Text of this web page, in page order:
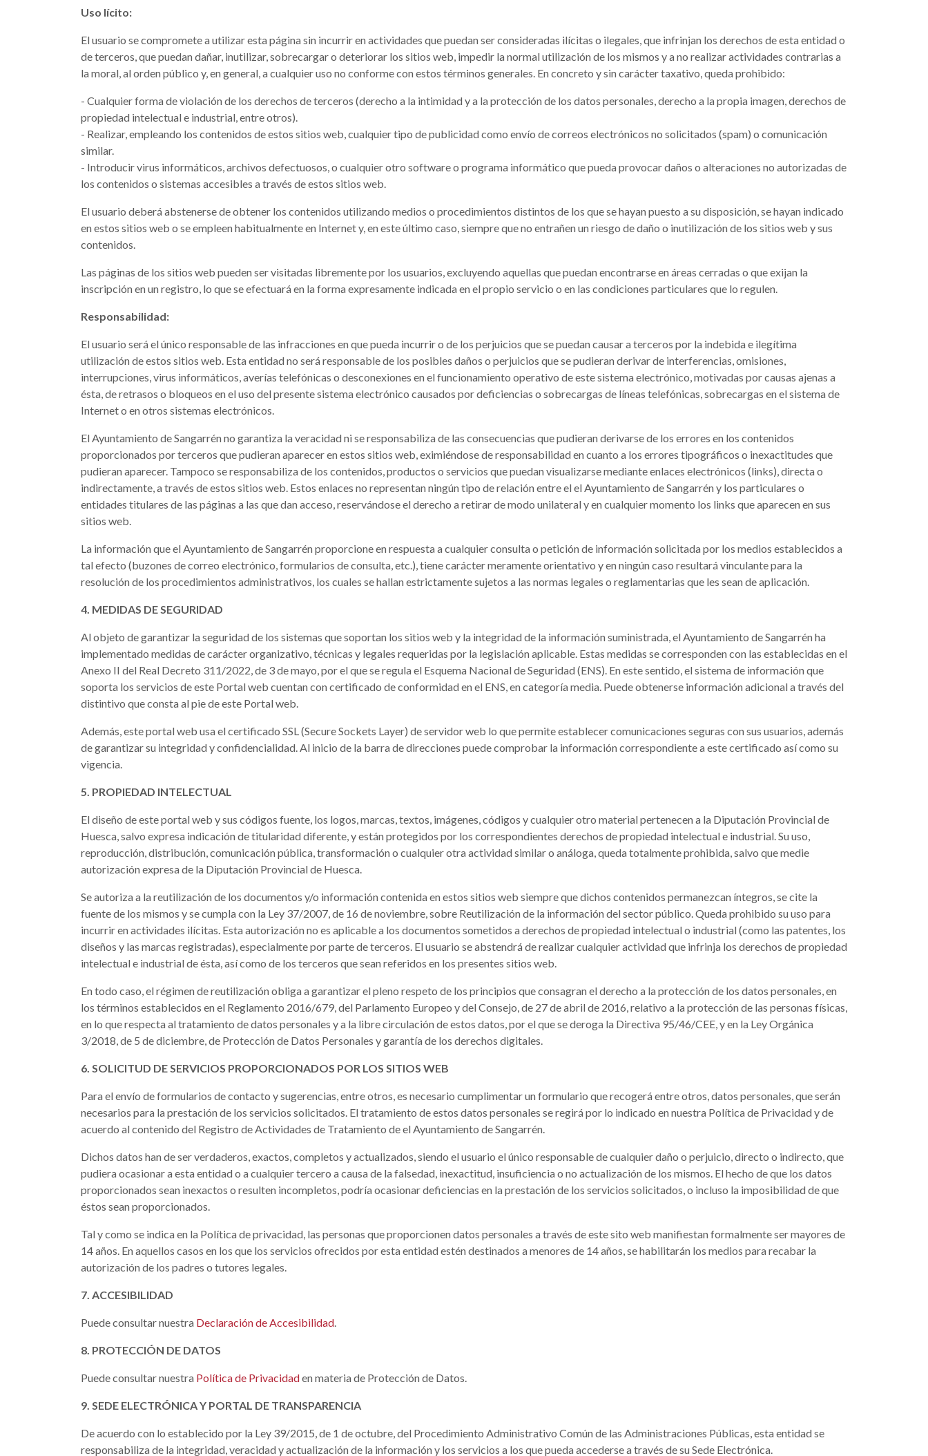
Uso lícito:
El usuario se compromete a utilizar esta página sin incurrir en actividades que puedan ser consideradas ilícitas o ilegales, que infrinjan los derechos de esta entidad o
de terceros, que puedan dañar, inutilizar, sobrecargar o deteriorar los sitios web, impedir la normal utilización de los mismos y a no realizar actividades contrarias a
la moral, al orden público y, en general, a cualquier uso no conforme con estos términos generales. En concreto y sin carácter taxativo, queda prohibido:
- Cualquier forma de violación de los derechos de terceros (derecho a la intimidad y a la protección de los datos personales, derecho a la propia imagen, derechos de
propiedad intelectual e industrial, entre otros).
- Realizar, empleando los contenidos de estos sitios web, cualquier tipo de publicidad como envío de correos electrónicos no solicitados (spam) o comunicación
similar.
- Introducir virus informáticos, archivos defectuosos, o cualquier otro software o programa informático que pueda provocar daños o alteraciones no autorizadas de
los contenidos o sistemas accesibles a través de estos sitios web.
El usuario deberá abstenerse de obtener los contenidos utilizando medios o procedimientos distintos de los que se hayan puesto a su disposición, se hayan indicado
en estos sitios web o se empleen habitualmente en Internet y, en este último caso, siempre que no entrañen un riesgo de daño o inutilización de los sitios web y sus
contenidos.
Las páginas de los sitios web pueden ser visitadas libremente por los usuarios, excluyendo aquellas que puedan encontrarse en áreas cerradas o que exijan la
inscripción en un registro, lo que se efectuará en la forma expresamente indicada en el propio servicio o en las condiciones particulares que lo regulen.
Responsabilidad:
El usuario será el único responsable de las infracciones en que pueda incurrir o de los perjuicios que se puedan causar a terceros por la indebida e ilegítima
utilización de estos sitios web. Esta entidad no será responsable de los posibles daños o perjuicios que se pudieran derivar de interferencias, omisiones,
interrupciones, virus informáticos, averías telefónicas o desconexiones en el funcionamiento operativo de este sistema electrónico, motivadas por causas ajenas a
ésta, de retrasos o bloqueos en el uso del presente sistema electrónico causados por deficiencias o sobrecargas de líneas telefónicas, sobrecargas en el sistema de
Internet o en otros sistemas electrónicos.
El Ayuntamiento de Sangarrén no garantiza la veracidad ni se responsabiliza de las consecuencias que pudieran derivarse de los errores en los contenidos
proporcionados por terceros que pudieran aparecer en estos sitios web, eximiéndose de responsabilidad en cuanto a los errores tipográficos o inexactitudes que
pudieran aparecer. Tampoco se responsabiliza de los contenidos, productos o servicios que puedan visualizarse mediante enlaces electrónicos (links), directa o
indirectamente, a través de estos sitios web. Estos enlaces no representan ningún tipo de relación entre el el Ayuntamiento de Sangarrén y los particulares o
entidades titulares de las páginas a las que dan acceso, reservándose el derecho a retirar de modo unilateral y en cualquier momento los links que aparecen en sus
sitios web.
La información que el Ayuntamiento de Sangarrén proporcione en respuesta a cualquier consulta o petición de información solicitada por los medios establecidos a
tal efecto (buzones de correo electrónico, formularios de consulta, etc.), tiene carácter meramente orientativo y en ningún caso resultará vinculante para la
resolución de los procedimientos administrativos, los cuales se hallan estrictamente sujetos a las normas legales o reglamentarias que les sean de aplicación.
4. MEDIDAS DE SEGURIDAD
Al objeto de garantizar la seguridad de los sistemas que soportan los sitios web y la integridad de la información suministrada, el Ayuntamiento de Sangarrén ha
implementado medidas de carácter organizativo, técnicas y legales requeridas por la legislación aplicable. Estas medidas se corresponden con las establecidas en el
Anexo II del Real Decreto 311/2022, de 3 de mayo, por el que se regula el Esquema Nacional de Seguridad (ENS). En este sentido, el sistema de información que
soporta los servicios de este Portal web cuentan con certificado de conformidad en el ENS, en categoría media. Puede obtenerse información adicional a través del
distintivo que consta al pie de este Portal web.
Además, este portal web usa el certificado SSL (Secure Sockets Layer) de servidor web lo que permite establecer comunicaciones seguras con sus usuarios, además
de garantizar su integridad y confidencialidad. Al inicio de la barra de direcciones puede comprobar la información correspondiente a este certificado así como su
vigencia.
5. PROPIEDAD INTELECTUAL
El diseño de este portal web y sus códigos fuente, los logos, marcas, textos, imágenes, códigos y cualquier otro material pertenecen a la Diputación Provincial de
Huesca, salvo expresa indicación de titularidad diferente, y están protegidos por los correspondientes derechos de propiedad intelectual e industrial. Su uso,
reproducción, distribución, comunicación pública, transformación o cualquier otra actividad similar o análoga, queda totalmente prohibida, salvo que medie
autorización expresa de la Diputación Provincial de Huesca.
Se autoriza a la reutilización de los documentos y/o información contenida en estos sitios web siempre que dichos contenidos permanezcan íntegros, se cite la
fuente de los mismos y se cumpla con la Ley 37/2007, de 16 de noviembre, sobre Reutilización de la información del sector público. Queda prohibido su uso para
incurrir en actividades ilícitas. Esta autorización no es aplicable a los documentos sometidos a derechos de propiedad intelectual o industrial (como las patentes, los
diseños y las marcas registradas), especialmente por parte de terceros. El usuario se abstendrá de realizar cualquier actividad que infrinja los derechos de propiedad
intelectual e industrial de ésta, así como de los terceros que sean referidos en los presentes sitios web.
En todo caso, el régimen de reutilización obliga a garantizar el pleno respeto de los principios que consagran el derecho a la protección de los datos personales, en
los términos establecidos en el Reglamento 2016/679, del Parlamento Europeo y del Consejo, de 27 de abril de 2016, relativo a la protección de las personas físicas,
en lo que respecta al tratamiento de datos personales y a la libre circulación de estos datos, por el que se deroga la Directiva 95/46/CEE, y en la Ley Orgánica
3/2018, de 5 de diciembre, de Protección de Datos Personales y garantía de los derechos digitales.
6. SOLICITUD DE SERVICIOS PROPORCIONADOS POR LOS SITIOS WEB
Para el envío de formularios de contacto y sugerencias, entre otros, es necesario cumplimentar un formulario que recogerá entre otros, datos personales, que serán
necesarios para la prestación de los servicios solicitados. El tratamiento de estos datos personales se regirá por lo indicado en nuestra Política de Privacidad y de
acuerdo al contenido del Registro de Actividades de Tratamiento de el Ayuntamiento de Sangarrén.
Dichos datos han de ser verdaderos, exactos, completos y actualizados, siendo el usuario el único responsable de cualquier daño o perjuicio, directo o indirecto, que
pudiera ocasionar a esta entidad o a cualquier tercero a causa de la falsedad, inexactitud, insuficiencia o no actualización de los mismos. El hecho de que los datos
proporcionados sean inexactos o resulten incompletos, podría ocasionar deficiencias en la prestación de los servicios solicitados, o incluso la imposibilidad de que
éstos sean proporcionados.
Tal y como se indica en la Política de privacidad, las personas que proporcionen datos personales a través de este sito web manifiestan formalmente ser mayores de
14 años. En aquellos casos en los que los servicios ofrecidos por esta entidad estén destinados a menores de 14 años, se habilitarán los medios para recabar la
autorización de los padres o tutores legales.
7. ACCESIBILIDAD
Puede consultar nuestra Declaración de Accesibilidad.
8. PROTECCIÓN DE DATOS
Puede consultar nuestra Política de Privacidaden materia de Protección de Datos.
9. SEDE ELECTRÓNICA Y PORTAL DE TRANSPARENCIA
De acuerdo con lo establecido por la Ley 39/2015, de 1 de octubre, del Procedimiento Administrativo Común de las Administraciones Públicas, esta entidad se
responsabiliza de la integridad, veracidad y actualización de la información y los servicios a los que pueda accederse a través de su Sede Electrónica.